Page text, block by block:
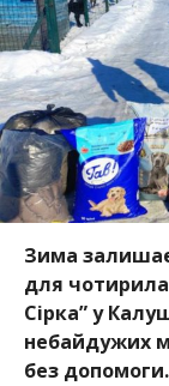
Зима
для
Сірка” у
небайдужих
без допомоги.